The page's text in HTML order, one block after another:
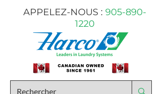
APPELEZ-NOUS : 905-890-
1220